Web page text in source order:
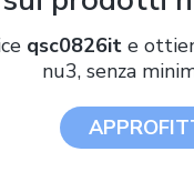
qsc0826ite
nu3, senza